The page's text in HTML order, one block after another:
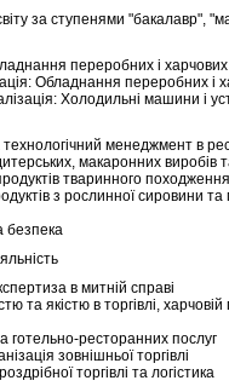
за ступенями "бакалавр",
переробних і
Обладнання переробних і
Холодильні машини і
технологічний менеджмент в
макаронних виробів
тваринного походження
з рослинної сировини
безпека
в митній справі
та якістю в торгівлі,
готельно-ресторанних послуг
зовнішньої торгівлі
торгівлі та логістика